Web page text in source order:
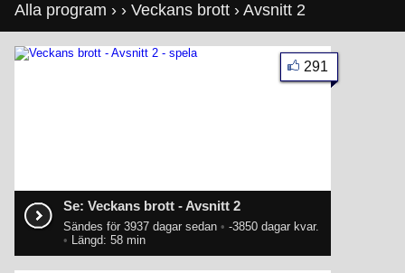
Alla program › › Veckans brott › Avsnitt 2
Se: Veckans brott - Avsnitt 2
Sändes för 3937 dagar sedan • -3850 dagar kvar.
• Längd: 58 min
291